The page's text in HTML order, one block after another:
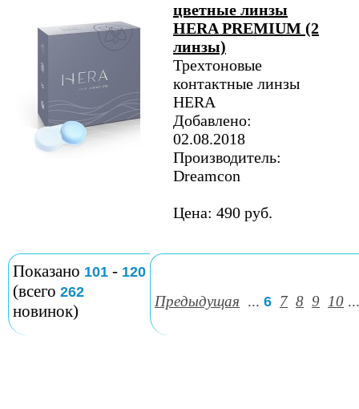
цветные линзы
HERA PREMIUM (2
линзы)
Трехтоновые
контактные линзы
HERA
Добавлено:
02.08.2018
Производитель:
Dreamcon
Цена: 490 руб.
Показано 101 - 120
(всего 262
новинок)
Предыдущая ... 6 7 8 9 10 ...